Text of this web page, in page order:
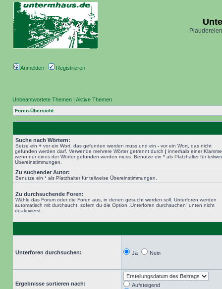
Anmelden Registrieren
Unbeantwortete Themen | Aktive Themen
Foren-Übersicht
Suche nach Wörtern:
Setze ein + vor ein Wort, das gefunden werden muss und ein - vor ein Wort, das nicht
gefunden werden darf. Verwende mehrere Wörter getrennt durch | innerhalb einer
wenn nur eines der Wörter gefunden werden muss. Benutze ein * als Platzhalter für
Übereinstimmungen.
Zu suchender Autor:
Benutze ein * als Platzhalter für teilweise Übereinstimmungen.
Zu durchsuchende Foren:
Wähle das Forum oder die Foren aus, in denen gesucht werden soll. Unterforen werden
automatisch mit durchsucht, sofern du die Option „Unterforen durchsuchen“ unten nicht
deaktivierst.
Unterforen durchsuchen: Ja Nein
Ergebnisse sortieren nach:
Aufsteigend